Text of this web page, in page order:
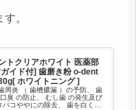
。
トクリアホワイト 医薬部
イド付] 歯磨き粉 o-dent
ホワイトニング ]
周炎 （ 歯槽膿漏 ）の予防、 歯
臭 の防止、 むし歯 の発生及び
バコややにの除去、 歯を白くす